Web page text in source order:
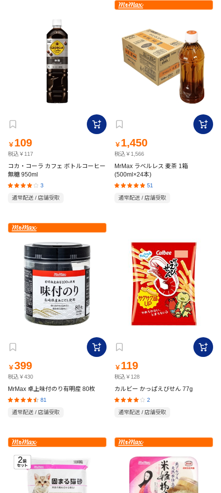
￥ 109
税込￥117
コカ・コーラ カフェ ボトルコーヒー
無糖 950ml
3
通常配送 / 店舗受取
￥ 1,450
税込￥1,566
MrMax ラベルレス 麦茶 1箱
(500ml×24本)
51
通常配送 / 店舗受取
￥399
税込￥430
MrMax 卓上味付のり有明産 80枚
81
通常配送 / 店舗受取
￥ 119
税込￥128
カルビー かっぱえびせん 77g
2
通常配送 / 店舗受取